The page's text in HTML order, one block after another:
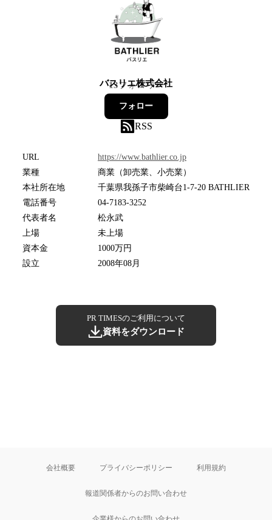
バスリエ株式会社
13フォロワー
フォロー
RSS
URL
https://www.bathlier.co.jp
業種
商業（卸売業、小売業）
本社所在地
千葉県我孫子市柴崎台1-7-20 BATHLIER
電話番号
04-7183-3252
代表者名
松永武
上場
未上場
資本金
1000万円
設立
2008年08月
PR TIMESのご利用について
資料をダウンロード
会社概要 プライバシーポリシー 利用規約
報道関係者からのお問い合わせ